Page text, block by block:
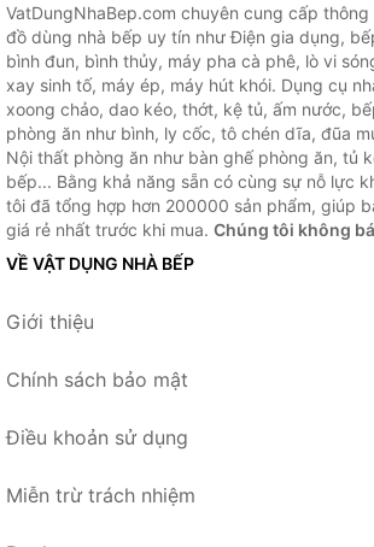
VatDungNhaBep.com chuyên cung cấp
đồ dùng nhà bếp uy tín như Điện gia dụng,
bình đun, bình thủy, máy pha cà phê, lò vi
xay sinh tố, máy ép, máy hút khói. Dụng cụ
xoong chảo, dao kéo, thớt, kệ tủ, ấm nước,
phòng ăn như bình, ly cốc, tô chén dĩa, đũa
Nội thất phòng ăn như bàn ghế phòng ăn, tủ
bếp... Bằng khả năng sẵn có cùng sự nỗ lực
tôi đã tổng hợp hơn 200000 sản phẩm, giúp
giá rẻ nhất trước khi mua. Chúng tôi không
VỀ VẬT DỤNG NHÀ BẾP
Giới thiệu
Chính sách bảo mật
Điều khoản sử dụng
Miễn trừ trách nhiệm